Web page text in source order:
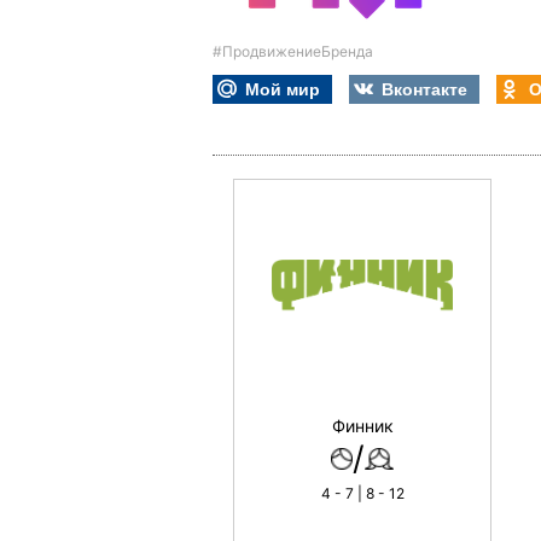
#ПродвижениеБренда
Мой мир Вконтакте
Финник
/
4 - 7 | 8 - 12